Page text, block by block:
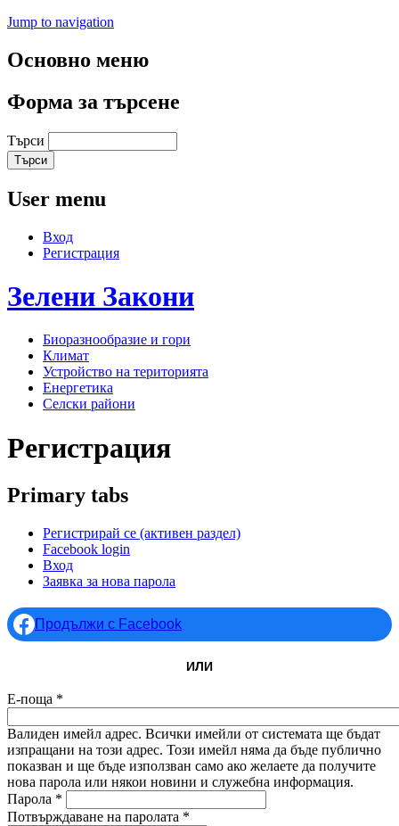
Jump to navigation
Основно меню
Форма за търсене
Търси
User menu
Вход
Регистрация
Зелени Закони
Биоразнообразие и гори
Климат
Устройство на територията
Енергетика
Селски райони
Регистрация
Primary tabs
Регистрирай се (активен раздел)
Facebook login
Вход
Заявка за нова парола
Продължи с Facebook
ИЛИ
Е-поща *
Валиден имейл адрес. Всички имейли от системата ще бъдат
изпращани на този адрес. Този имейл няма да бъде публично
показван и ще бъде използван само ако желаете да получите
нова парола или някои новини и служебна информация.
Парола *
Потвърждаване на паролата *